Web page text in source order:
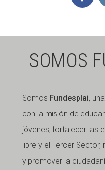
SOMOS
Somos Fundesplai,
con la misión de
jóvenes, fortalecer las
libre y el Tercer
y promover la